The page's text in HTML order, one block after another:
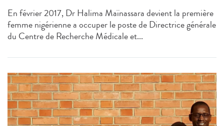
En février 2017, Dr Halima Maïnassara devient la première
femme nigérienne a occuper le poste de Directrice générale
du Centre de Recherche Médicale et...